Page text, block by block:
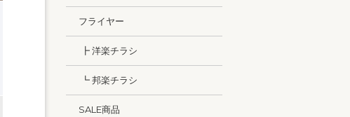
フライヤー
┣ 洋楽チラシ
┗ 邦楽チラシ
SALE商品